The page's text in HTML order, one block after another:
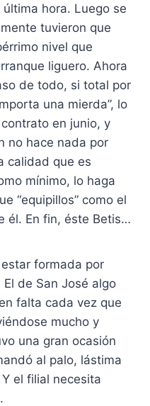
hora. Luego se
tuvieron que
nivel que
liguero. Ahora
de todo, si total por
una mierda”, lo
en junio, y
no hace nada por
calidad que es
mínimo, lo haga
“equipillos” como el
él. En fin, éste Betis…
formada por
de San José algo
falta cada vez que
mucho y
una gran ocasión
al palo, lástima
el filial necesita